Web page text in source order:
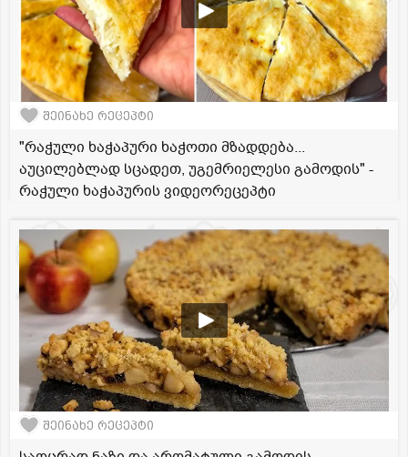
შეინახე რეცეპტი
"რაჭული ხაჭაპური ხაჭოთი მზადდება...
აუცილებლად სცადეთ, უგემრიელესი გამოდის" -
რაჭული ხაჭაპურის ვიდეორეცეპტი
შეინახე რეცეპტი